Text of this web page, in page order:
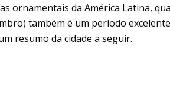
ornamentais da América Latina,
também é um período
resumo da cidade a seguir.